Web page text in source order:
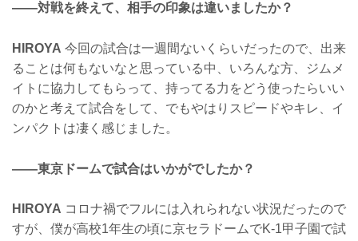
——対戦を終えて、相手の印象は違いましたか？
HIROYA 今回の試合は一週間ないくらいだったので、出来
ることは何もないなと思っている中、いろんな方、ジムメ
イトに協力してもらって、持ってる力をどう使ったらいい
のかと考えて試合をして、でもやはりスピードやキレ、イ
ンパクトは凄く感じました。
——東京ドームで試合はいかがでしたか？
HIROYA コロナ禍でフルには入れられない状況だったので
すが、僕が高校1年生の頃に京セラドームでK-1甲子園で試